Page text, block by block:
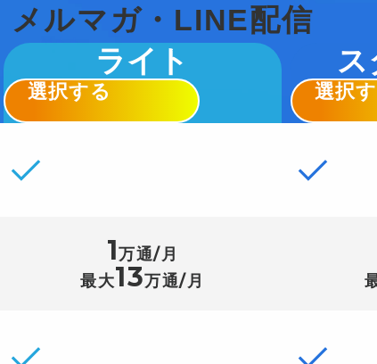
メルマガ・LINE配信
ライト
選択する
ス
選択
1万通/月
最大13万通/月